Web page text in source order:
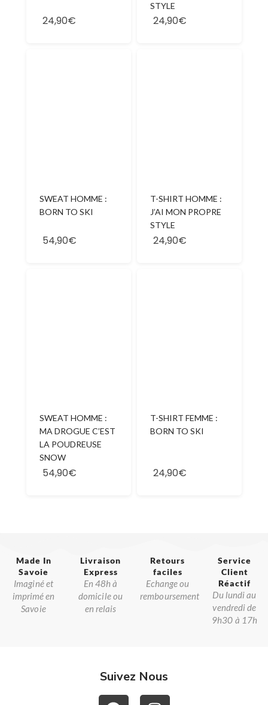
24,90€
STYLE
24,90€
SWEAT HOMME :
BORN TO SKI
54,90€
T-SHIRT HOMME :
J’AI MON PROPRE
STYLE
24,90€
SWEAT HOMME :
MA DROGUE C’EST
LA POUDREUSE
SNOW
54,90€
T-SHIRT FEMME :
BORN TO SKI
24,90€
Made In
Savoie​
Imaginé et
imprimé en
Savoie
Livraison
Express
En 48h à
domicile ou
en relais
Retours
faciles
Echange ou
remboursement
Service
Client
Réactif​
Du lundi au
vendredi de
9h30 à 17h
Suivez Nous